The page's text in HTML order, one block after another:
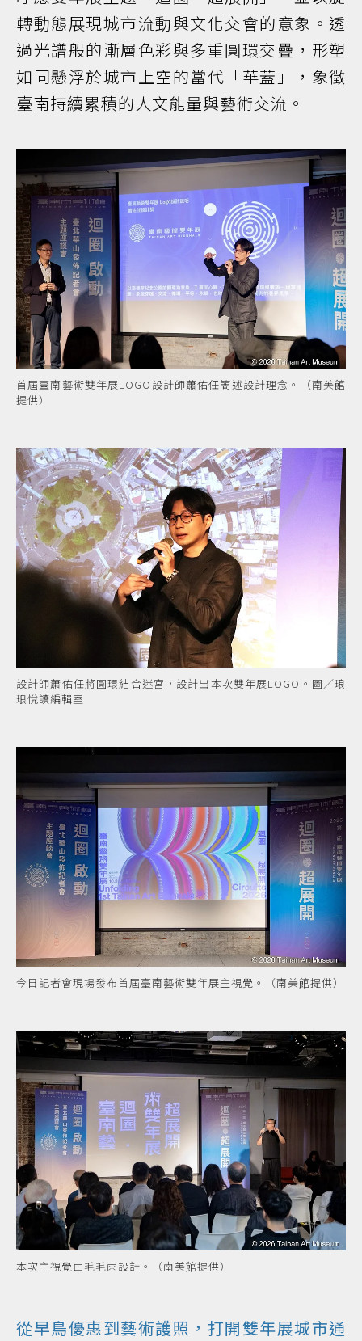
轉動態展現城市流動與文化交會的意象。透
過光譜般的漸層色彩與多重圓環交疊，形塑
如同懸浮於城市上空的當代「華蓋」，象徵
臺南持續累積的人文能量與藝術交流。
首屆臺南藝術雙年展LOGO設計師蕭佑任簡述設計理念。（南美館
提供）
設計師蕭佑任將圓環結合迷宮，設計出本次雙年展LOGO。圖／琅
琅悅讀編輯室
今日記者會現場發布首屆臺南藝術雙年展主視覺。（南美館提供）
本次主視覺由毛毛雨設計。（南美館提供）
從早鳥優惠到藝術護照，打開雙年展城市通